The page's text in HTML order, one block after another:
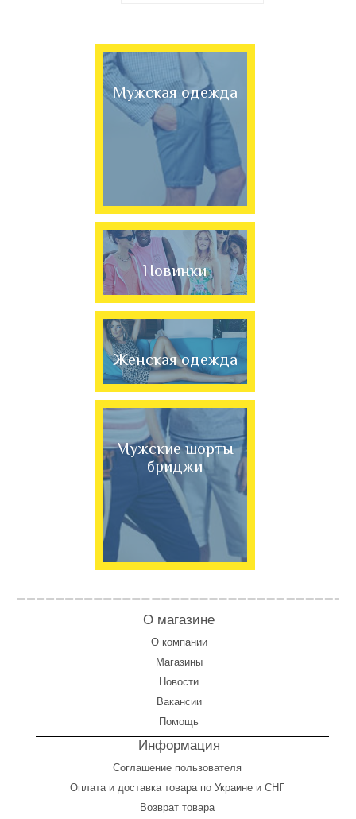
Мужская одежда
Новинки
Женская одежда
Мужские шорты
бриджи
О магазине
О компании
Магазины
Новости
Вакансии
Помощь
Информация
Соглашение пользователя
Оплатаи доставка товара по Украине и СНГ
Возврат товара